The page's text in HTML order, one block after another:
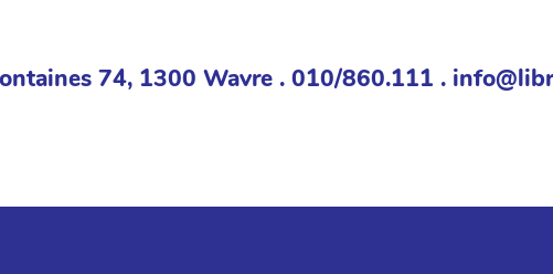
74, 1300 Wavre . 010/860.111 .